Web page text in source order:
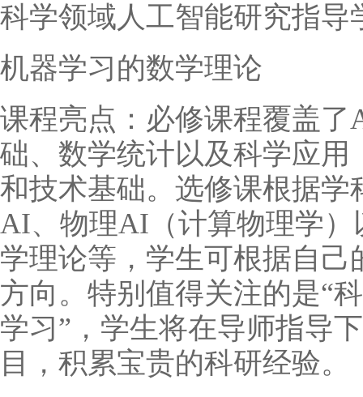
科学领域人工智能研究指导
机器学习的数学理论
课程亮点：必修课程覆盖
础、数学统计以及科学应
和技术基础。选修课根据
AI、物理AI（计算物理学
学理论等，学生可根据自
方向。特别值得关注的是“
学习”，学生将在导师指导
目，积累宝贵的科研经验。